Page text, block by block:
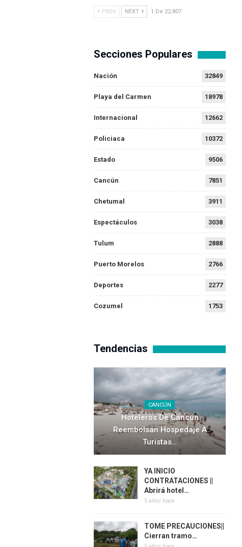
PREV NEXT 1 De 22,807
Secciones Populares
Nación 32849
Playa del Carmen 18978
Internacional 12662
Policiaca 10372
Estado 9506
Cancún 7851
Chetumal 3911
Espectáculos 3038
Tulum 2888
Puerto Morelos 2766
Deportes 2277
Cozumel 1753
Tendencias
CANCÚN
Hoteleros De Cancún
Reembolsan Hospedaje A
Turistas…
YA INICIO
CONTRATACIONES ||
Abrirá hotel…
5 años hace
TOME PRECAUCIONES||
Cierran tramo…